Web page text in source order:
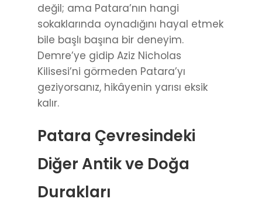
değil; ama Patara’nın hangi
sokaklarında oynadığını hayal etmek
bile başlı başına bir deneyim.
Demre’ye gidip Aziz Nicholas
Kilisesi’ni görmeden Patara’yı
geziyorsanız, hikâyenin yarısı eksik
kalır.
Patara Çevresindeki
Diğer Antik ve Doğa
Durakları